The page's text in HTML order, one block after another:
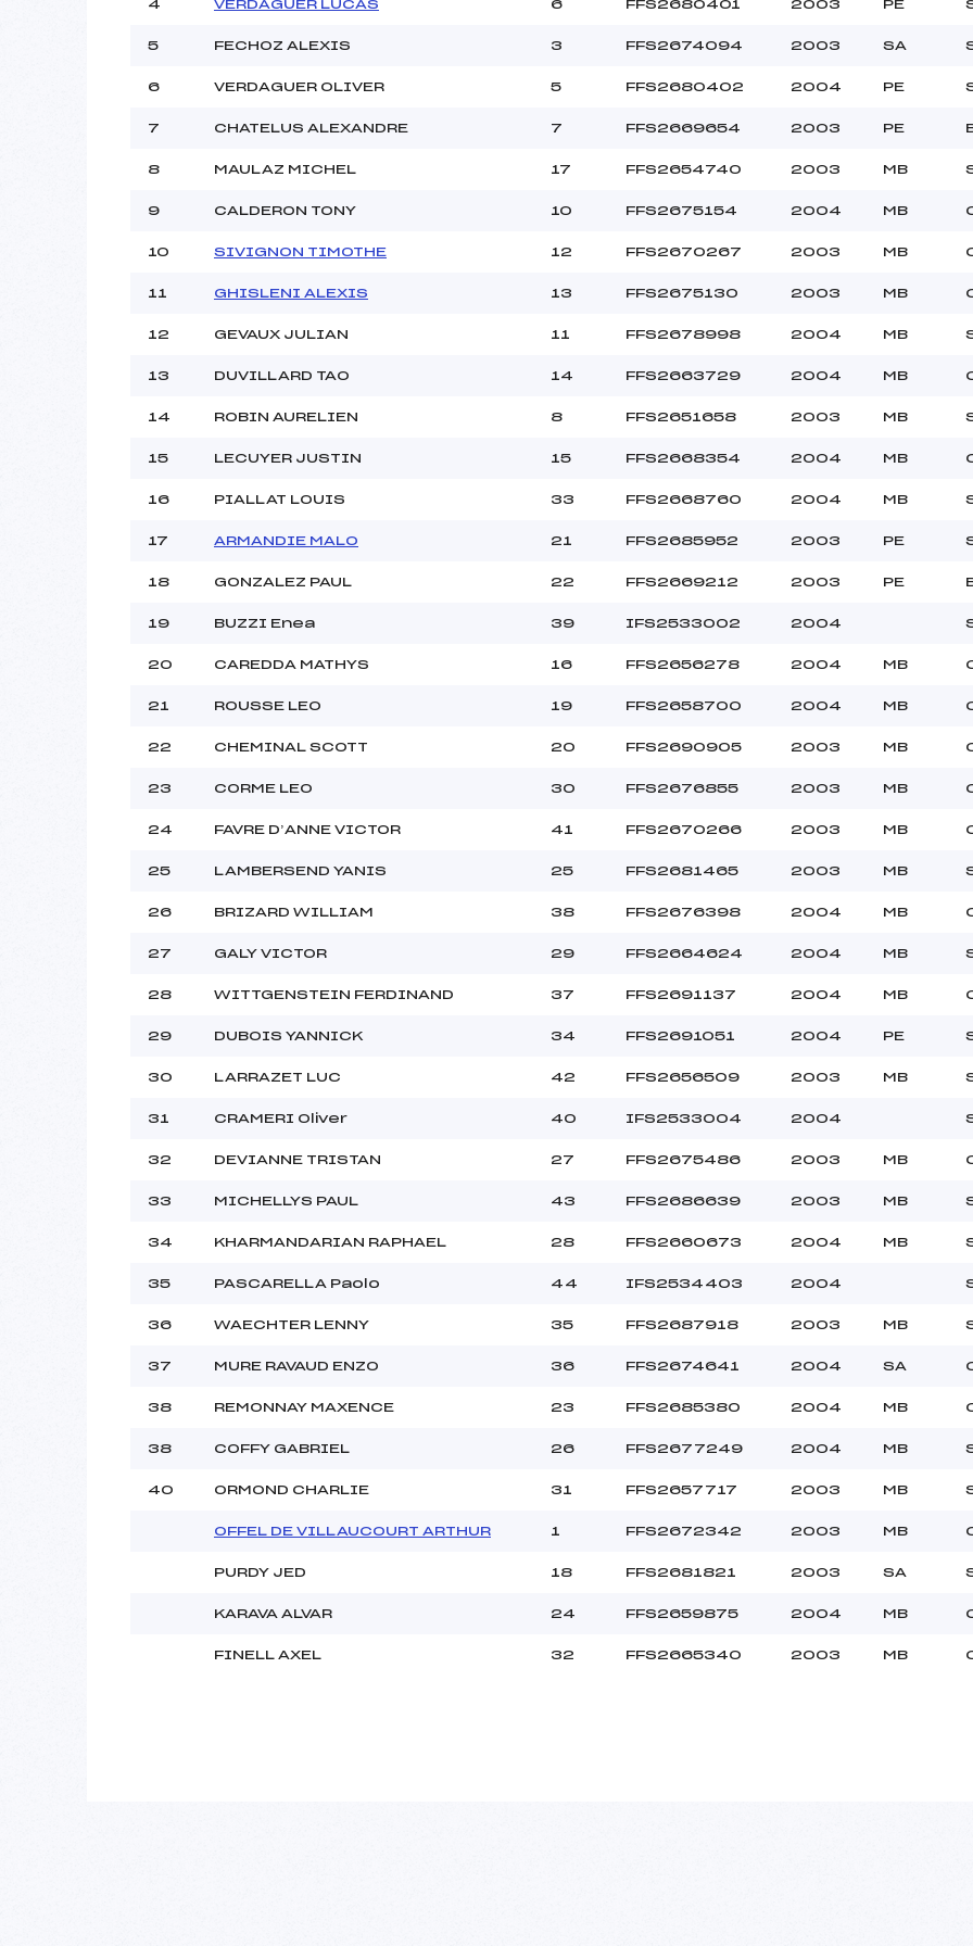
Pénalité appliquée :
50.0000
4 VERDAGUER LUCAS 6 FFS2680401 2003 PE
5 FECHOZ ALEXIS 3 FFS2674094 2003 SA
6 VERDAGUER OLIVER 5 FFS2680402 2004 PE
7 CHATELUS ALEXANDRE 7 FFS2669654 2003 PE
8 MAULAZ MICHEL 17 FFS2654740 2003 MB
9 CALDERON TONY 10 FFS2675154 2004 MB
10 SIVIGNON TIMOTHE 12 FFS2670267 2003 MB
11 GHISLENI ALEXIS 13 FFS2675130 2003 MB
12 GEVAUX JULIAN 11 FFS2678998 2004 MB
13 DUVILLARD TAO 14 FFS2663729 2004 MB
14 ROBIN AURELIEN 8 FFS2651658 2003 MB
15 LECUYER JUSTIN 15 FFS2668354 2004 MB
16 PIALLAT LOUIS 33 FFS2668760 2004 MB
17 ARMANDIE MALO 21 FFS2685952 2003 PE
18 GONZALEZ PAUL 22 FFS2669212 2003 PE
19 BUZZI Enea 39 IFS2533002 2004
20 CAREDDA MATHYS 16 FFS2656278 2004 MB
21 ROUSSE LEO 19 FFS2658700 2004 MB
22 CHEMINAL SCOTT 20 FFS2690905 2003 MB
23 CORME LEO 30 FFS2676855 2003 MB
24 FAVRE D’ANNE VICTOR 41 FFS2670266 2003 MB
25 LAMBERSEND YANIS 25 FFS2681465 2003 MB
26 BRIZARD WILLIAM 38 FFS2676398 2004 MB
27 GALY VICTOR 29 FFS2664624 2004 MB
28 WITTGENSTEIN FERDINAND 37 FFS2691137 2004 MB
29 DUBOIS YANNICK 34 FFS2691051 2004 PE
30 LARRAZET LUC 42 FFS2656509 2003 MB
31 CRAMERI Oliver 40 IFS2533004 2004
32 DEVIANNE TRISTAN 27 FFS2675486 2003 MB
33 MICHELLYS PAUL 43 FFS2686639 2003 MB
34 KHARMANDARIAN RAPHAEL 28 FFS2660673 2004 MB
35 PASCARELLA Paolo 44 IFS2534403 2004
36 WAECHTER LENNY 35 FFS2687918 2003 MB
37 MURE RAVAUD ENZO 36 FFS2674641 2004 SA
38 REMONNAY MAXENCE 23 FFS2685380 2004 MB
38 COFFY GABRIEL 26 FFS2677249 2004 MB
40 ORMOND CHARLIE 31 FFS2657717 2003 MB
OFFEL DE VILLAUCOURT ARTHUR 1 FFS2672342 2003 MB
PURDY JED 18 FFS2681821 2003 SA
KARAVA ALVAR 24 FFS2659875 2004 MB
FINELL AXEL 32 FFS2665340 2003 MB